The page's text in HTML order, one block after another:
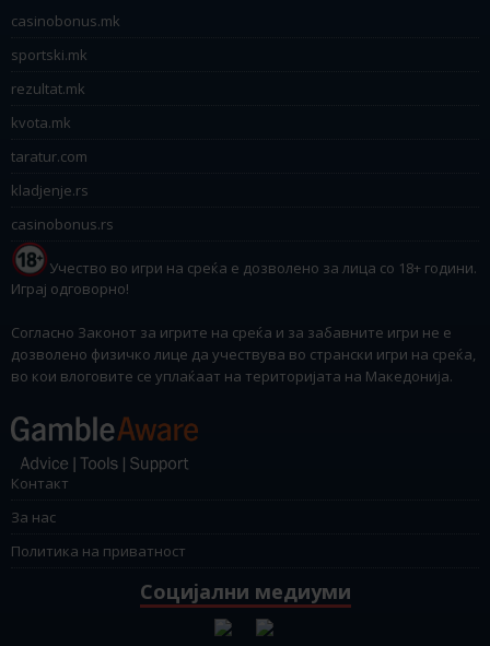
casinobonus.mk
sportski.mk
rezultat.mk
kvota.mk
taratur.com
kladjenje.rs
casinobonus.rs
Учество во игри на среќа е дозволено за лица со 18+ години.
Играј одговорно!
Согласно Законот за игрите на среќа и за забавните игри не е
дозволено физичко лице да учествува во странски игри на среќа,
во кои влоговите се уплаќаат на територијата на Македонија.
Контакт
За нас
Политика на приватност
Социјални медиуми